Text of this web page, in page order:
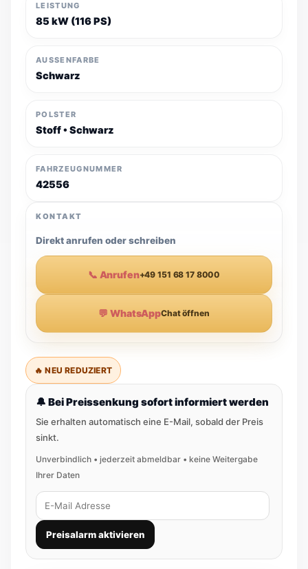
LEISTUNG
85 kW (116 PS)
AUSSENFARBE
Schwarz
POLSTER
Stoff • Schwarz
FAHRZEUGNUMMER
42556
KONTAKT
Direkt anrufen oder schreiben
📞 Anrufen+49 151 68 17 8000
💬 WhatsAppChat öffnen
🔥 NEU REDUZIERT
🔔 Bei Preissenkung sofort informiert werden
Sie erhalten automatisch eine E-Mail, sobald der Preis
sinkt.
Unverbindlich • jederzeit abmeldbar • keine Weitergabe
Ihrer Daten
Preisalarm aktivieren